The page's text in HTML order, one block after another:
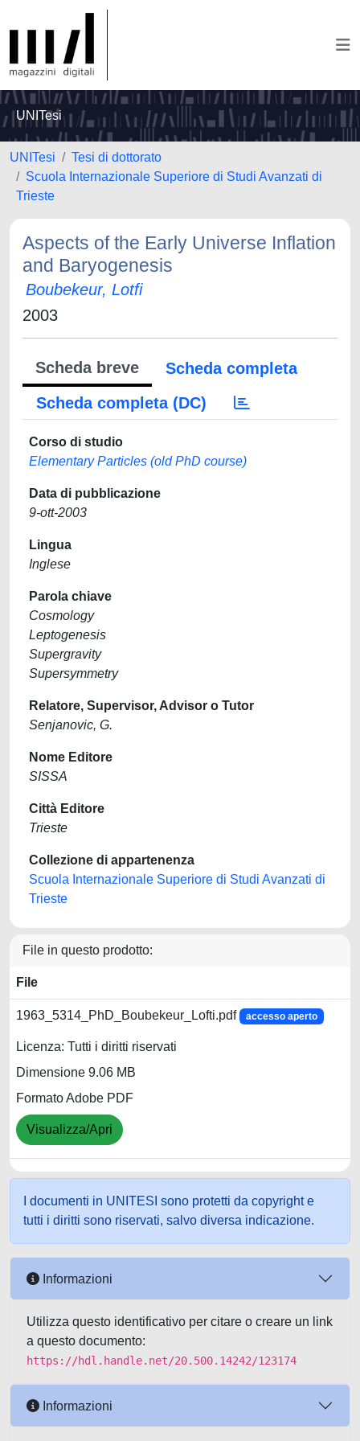
UNITesi
UNITesi
Tesi di dottorato
Scuola Internazionale Superiore di Studi Avanzati di
Trieste
Aspects of the Early Universe Inflation
and Baryogenesis
Boubekeur, Lotfi
2003
Scheda breve
Scheda completa
Scheda completa (DC)
Corso di studio
Elementary Particles (old PhD course)
Data di pubblicazione
9-ott-2003
Lingua
Inglese
Parola chiave
Cosmology
Leptogenesis
Supergravity
Supersymmetry
Relatore, Supervisor, Advisor o Tutor
Senjanovic, G.
Nome Editore
SISSA
Città Editore
Trieste
Collezione di appartenenza
Scuola Internazionale Superiore di Studi Avanzati di
Trieste
File in questo prodotto:
File
1963_5314_PhD_Boubekeur_Lofti.pdf accesso aperto
Licenza: Tutti i diritti riservati
Dimensione 9.06 MB
Formato Adobe PDF
Visualizza/Apri
I documenti in UNITESI sono protetti da copyright e
tutti i diritti sono riservati, salvo diversa indicazione.
Informazioni
Utilizza questo identificativo per citare o creare un link
a questo documento:
https://hdl.handle.net/20.500.14242/123174
Informazioni